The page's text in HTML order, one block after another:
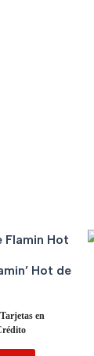
Hot de
en